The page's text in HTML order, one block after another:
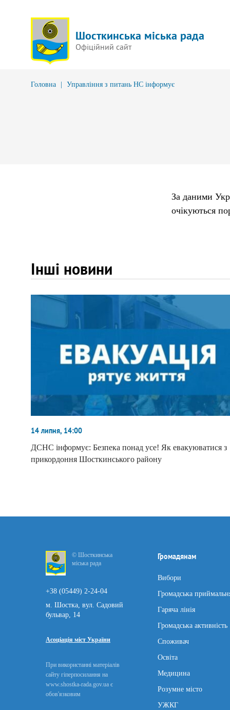
Шосткинська міська рада
Офіційний сайт
Головна Управління з питань НС інформує
За даними
очікуються
Інші новини
14 липня, 14:00
ДСНС інформує: Безпека понад усе! Як евакуюватися з
прикордоння Шосткинського району
© Шосткинська
міська рада
+38 (05449) 2-24-04
м. Шостка, вул. Садовий
бульвар, 14
Асоціація міст України
При використанні матеріалів
сайту гіперпосилання на
www.shostka-rada.gov.ua є
обов'язковим
Громадянам
Вибори
Громадська
Гаряча лінія
Громадська активність
Споживач
Освіта
Медицина
Розумне місто
УЖКГ